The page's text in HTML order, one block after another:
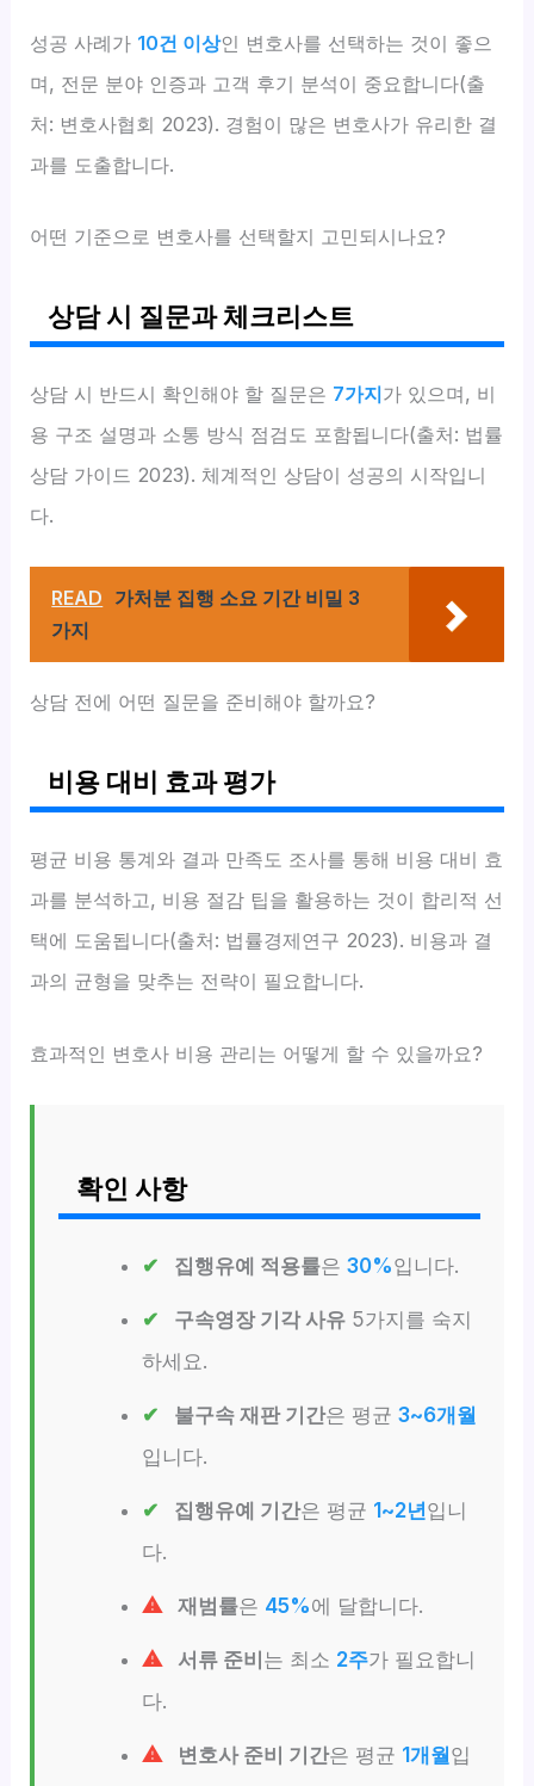
성공 사례가 10건 이상인 변호사를 선택하는 것이 좋으
며, 전문 분야 인증과 고객 후기 분석이 중요합니다(출
처: 변호사협회 2023). 경험이 많은 변호사가 유리한 결
과를 도출합니다.
어떤 기준으로 변호사를 선택할지 고민되시나요?
상담 시 질문과 체크리스트
상담 시 반드시 확인해야 할 질문은 7가지가 있으며, 비
용 구조 설명과 소통 방식 점검도 포함됩니다(출처: 법률
상담 가이드 2023). 체계적인 상담이 성공의 시작입니
다.
READ 가처분 집행 소요 기간 비밀 3
가지
상담 전에 어떤 질문을 준비해야 할까요?
비용 대비 효과 평가
평균 비용 통계와 결과 만족도 조사를 통해 비용 대비 효
과를 분석하고, 비용 절감 팁을 활용하는 것이 합리적 선
택에 도움됩니다(출처: 법률경제연구 2023). 비용과 결
과의 균형을 맞추는 전략이 필요합니다.
효과적인 변호사 비용 관리는 어떻게 할 수 있을까요?
확인 사항
집행유예 적용률은 30%입니다.
구속영장 기각 사유5가지를 숙지
하세요.
불구속 재판 기간은 평균 3~6개월
입니다.
집행유예 기간은 평균 1~2년입니
다.
재범률은 45%에 달합니다.
서류 준비는 최소 2주가 필요합니
다.
변호사 준비 기간은 평균 1개월입